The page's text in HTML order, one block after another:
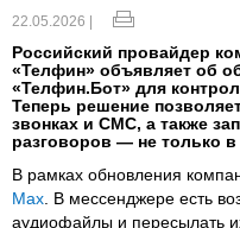
22.05.2026 |
Российский провайдер
«Телфин» объявляет об
«Телфин.Бот» для
Теперь решение
звонках и СМС, а также
разговоров — не только в
В рамках обновления
Max . В мессенджере есть
аудиофайлы и пересылать